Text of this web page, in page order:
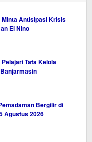
Minta Antisipasi Krisis
El Nino
Tata Kelola
Bergilir di
Agustus 2026